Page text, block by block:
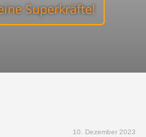
Superkräfte!
10. Dezember 2023